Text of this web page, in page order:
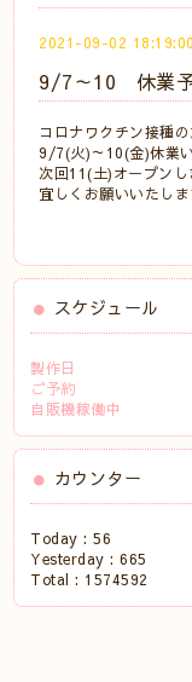
2021-09-02 18:19:00
9/7～10 休業
コロナワクチン接種
9/7(火)～10(金)休業い
次回11(土)オープンし
宜しくお願いいたし
スケジュール
製作日
ご予約
自販機稼働中
カウンター
Today :56
Yesterday :665
Total : 1574592